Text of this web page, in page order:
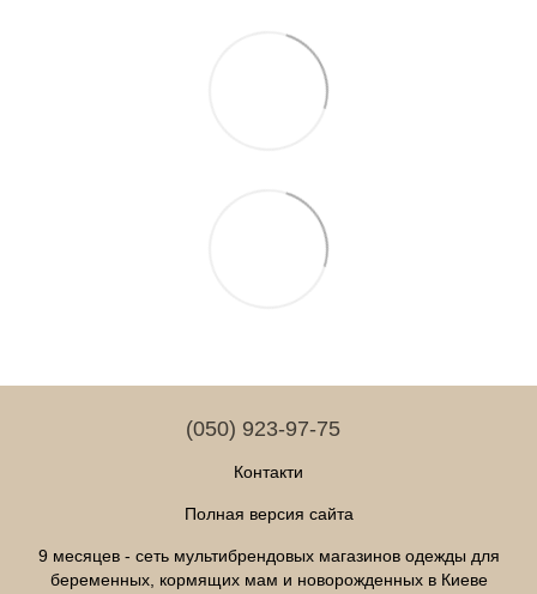
(050) 923-97-75
Контакти
Полная версия сайта
9 месяцев - сеть мультибрендовых магазинов одежды для
беременных, кормящих мам и новорожденных в Киеве